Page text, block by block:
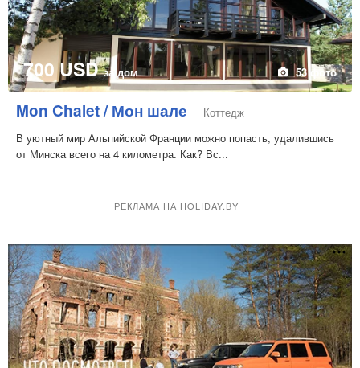
700 USDза дом 53 фото
Mon Chalet / Мон шале
Коттедж
В уютный мир Альпийской Франции можно попасть, удалившись
от Минска всего на 4 километра. Как? Вс...
РЕКЛАМА НА HOLIDAY.BY